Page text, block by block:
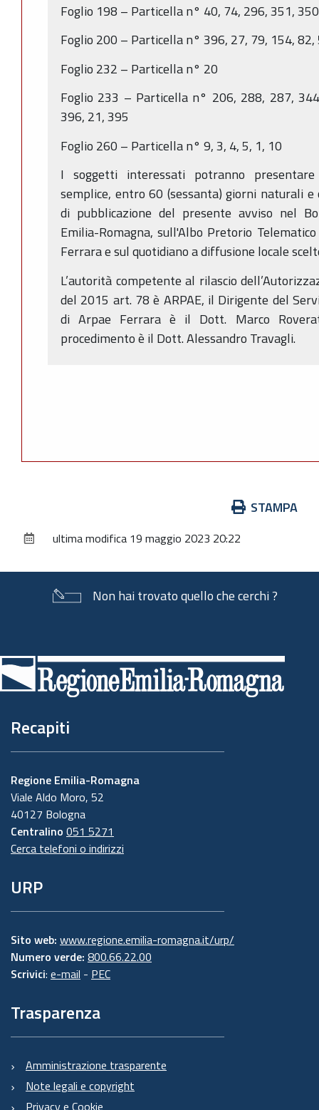
Foglio 198 – Particella n° 40, 74, 296, 351, 350
Foglio 200 – Particella n° 396, 27, 79, 154, 82,
Foglio 232 – Particella n° 20
Foglio 233 – Particella n° 206, 288, 287,
396, 21, 395
Foglio 260 – Particella n° 9, 3, 4, 5, 1, 10
I soggetti interessati potranno
semplice, entro 60 (sessanta) giorni naturali
di pubblicazione del presente avviso nel
Emilia-Romagna, sull'Albo Pretorio
Ferrara e sul quotidiano a diffusione locale
L’autorità competente al rilascio
del 2015 art. 78 è ARPAE, il Dirigente del
di Arpae Ferrara è il Dott. Marco
procedimento è il Dott. Alessandro Travagli.
documento
STAMPA
ultima modifica 19 maggio 2023 20:22
Non hai trovato quello che cerchi ?
di
pagina
Recapiti
Regione Emilia-Romagna
Viale Aldo Moro, 52
40127 Bologna
Centralino 051 5271
Cerca telefoni o indirizzi
URP
Sito web: www.regione.emilia-romagna.it/urp/
Numero verde: 800.66.22.00
Scrivici: e-mail - PEC
Trasparenza
Amministrazione trasparente
Note legali e copyright